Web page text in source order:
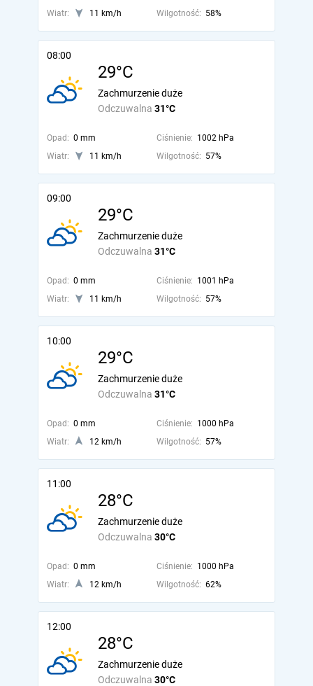
Wiatr: 11 km/h Wilgotność: 58%
08:00
29°C
Odczuwalna 31°C
Zachmurzenie duże
Opad: 0 mm Ciśnienie: 1002 hPa
Wiatr:
11 km/h Wilgotność: 57%
09:00
29°C
Odczuwalna 31°C
Zachmurzenie duże
Opad: 0 mm Ciśnienie: 1001 hPa
Wiatr:
11 km/h Wilgotność: 57%
10:00
29°C
Odczuwalna 31°C
Zachmurzenie duże
Opad: 0 mm Ciśnienie: 1000 hPa
Wiatr:
12 km/h Wilgotność: 57%
11:00
28°C
Odczuwalna 30°C
Zachmurzenie duże
Opad: 0 mm Ciśnienie: 1000 hPa
Wiatr:
12 km/h Wilgotność: 62%
12:00
28°C
Odczuwalna 30°C
Zachmurzenie duże